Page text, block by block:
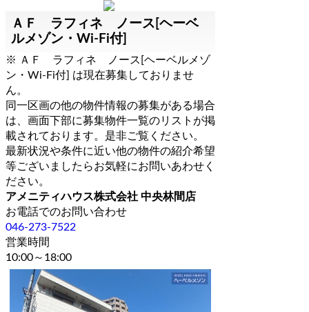
ＡＦ ラフィネ ノース[ヘーベ
ルメゾン・Wi-Fi付]
※ ＡＦ ラフィネ ノース[ヘーベルメゾ
ン・Wi-Fi付] は現在募集しておりませ
ん。
同一区画の他の物件情報の募集がある場合
は、画面下部に募集物件一覧のリストが掲
載されております。是非ご覧ください。
最新状況や条件に近い他の物件の紹介希望
等ございましたらお気軽にお問いあわせく
ださい。
アメニティハウス株式会社 中央林間店
お電話でのお問い合わせ
046-273-7522
営業時間
10:00～18:00